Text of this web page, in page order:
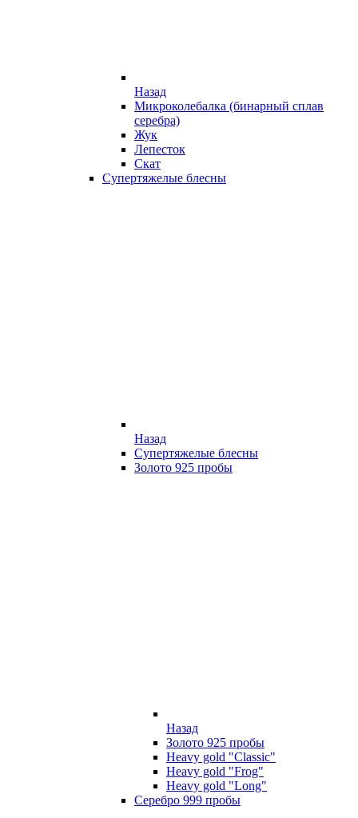
Назад
Микроколебалка (бинарный сплав
серебра)
Жук
Лепесток
Скат
Супертяжелые блесны
Назад
Супертяжелые блесны
Золото 925 пробы
Назад
Золото 925 пробы
Heavy gold "Classic"
Heavy gold "Frog"
Heavy gold "Long"
Серебро 999 пробы